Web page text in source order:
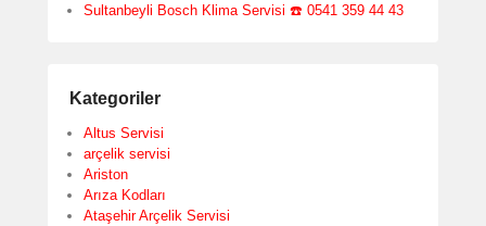
Sultanbeyli Bosch Klima Servisi ☎️ 0541 359 44 43
Kategoriler
Altus Servisi
arçelik servisi
Ariston
Arıza Kodları
Ataşehir Arçelik Servisi